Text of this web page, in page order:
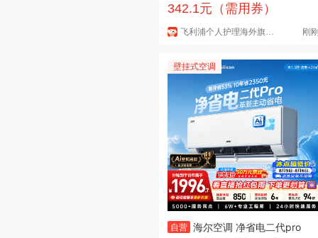
礼物送长辈送男友老公 实用礼物
【热销爆款】旋护5系Pro S588
342.1元（需用券）
飞利浦个人护理海外旗舰店 刚
壁挂式空调
自营 海尔空调 净省电二代pro